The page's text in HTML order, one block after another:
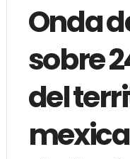
Onda
sobre
del